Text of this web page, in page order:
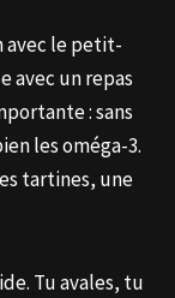
avec le petit-
avec un repas
: sans
les oméga-3.
tartines, une
Tu avales, tu